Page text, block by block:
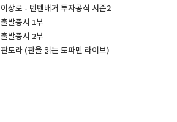
이상로 - 텐텐배거 투자공식 시즌2
출발증시 1부
출발증시 2부
판도라 (판을 읽는 도파민 라이브)